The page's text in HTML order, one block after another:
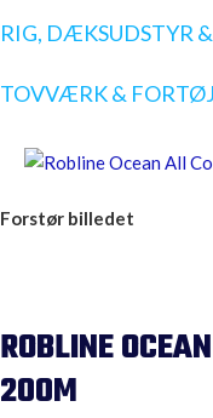
RIG, DÆKSUDSTYR
TOVVÆRK &
Forstør billedet
ROBLINE
200M